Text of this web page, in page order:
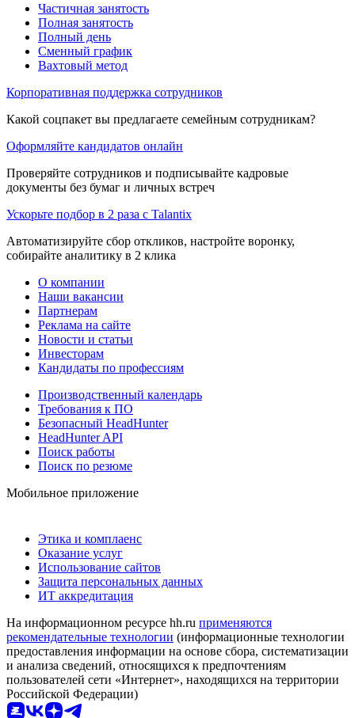
Частичная занятость
Полная занятость
Полный день
Сменный график
Вахтовый метод
Корпоративная поддержка сотрудников
Какой соцпакет вы предлагаете семейным сотрудникам?
Оформляйте кандидатов онлайн
Проверяйте сотрудников и подписывайте кадровые
документы без бумаг и личных встреч
Ускорьте подбор в 2 раза с Talantix
Автоматизируйте сбор откликов, настройте воронку,
собирайте аналитику в 2 клика
О компании
Наши вакансии
Партнерам
Реклама на сайте
Новости и статьи
Инвесторам
Кандидаты по профессиям
Производственный календарь
Требования к ПО
Безопасный HeadHunter
HeadHunter API
Поиск работы
Поиск по резюме
Мобильное приложение
Этика и комплаенс
Оказание услуг
Использование сайтов
Защита персональных данных
ИТ аккредитация
На информационном ресурсе hh.ru применяются
рекомендательные технологии (информационные технологии
предоставления информации на основе сбора, систематизации
и анализа сведений, относящихся к предпочтениям
пользователей сети «Интернет», находящихся на территории
Российской Федерации)